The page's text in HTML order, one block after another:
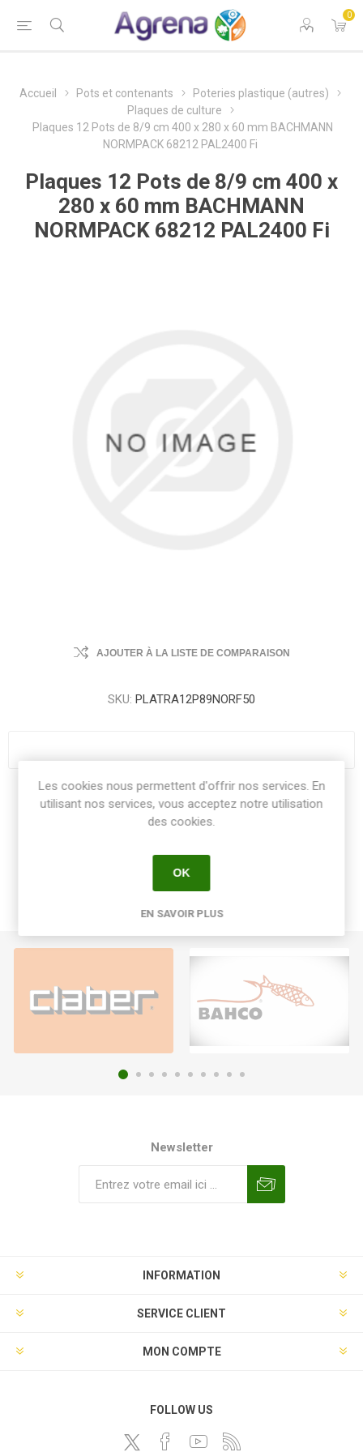
0
Accueil Pots et contenants
Poteries plastique (autres)
Plaques de culture
Plaques 12 Pots de 8/9 cm 400 x 280 x 60 mm BACHMANN
NORMPACK 68212 PAL2400 Fi
Plaques 12 Pots de 8/9 cm 400 x
280 x 60 mm BACHMANN
NORMPACK 68212 PAL2400 Fi
AJOUTER À LA LISTE DE COMPARAISON
SKU: PLATRA12P89NORF50
Share:
Newsletter
INFORMATION
SERVICE CLIENT
MON COMPTE
FOLLOW US
Les cookies nous permettent d'offrir nos services. En
utilisant nos services, vous acceptez notre utilisation
des cookies.
OK
EN SAVOIR PLUS